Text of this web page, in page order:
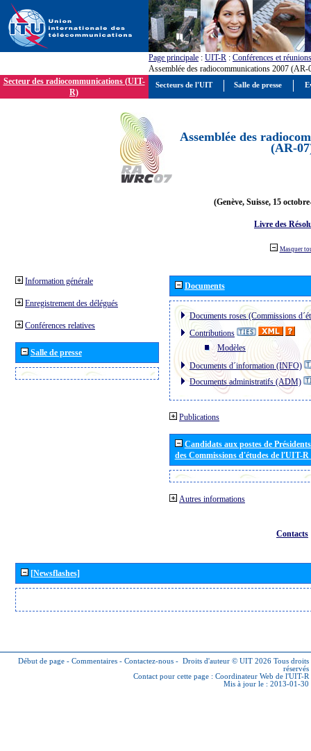
Page principale : UIT-R : Conférences et réunions
Assemblée des radiocommunications 2007 (AR-
Secteur des radiocommunications (UIT-
R)
Assemblée des
(AR-
(Genève, Suisse, 15
Livre des
Masquer
Information générale
Enregistrement des délégués
Conférences relatives
Salle de presse
Documents
Documents roses (Commissions
Contributions
Modèles
Documents d´information (INFO)
Documents administratifs (ADM)
Publications
Candidats aux postes de
des Commissions d'études de l'UIT-
Autres informations
Contacts
[Newsflashes]
Début de page - Commentaires - Contactez-nous - Droits d'auteur © UIT 2026 Tous droits
réservés
Contact pour cette page : Coordinateur Web de l'UIT-R
Mis à jour le : 2013-01-30
Secteurs de l'UIT Salle de presse